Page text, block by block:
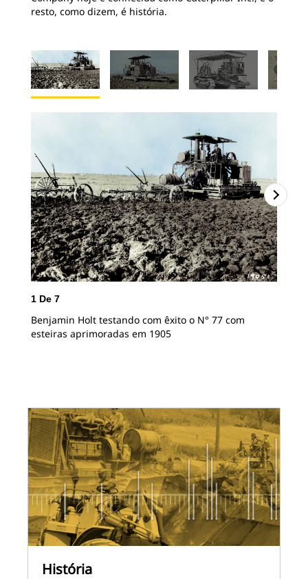
resto, como dizem, é história.
1 De 7
Benjamin Holt testando com êxito o N° 77 com
esteiras aprimoradas em 1905
História